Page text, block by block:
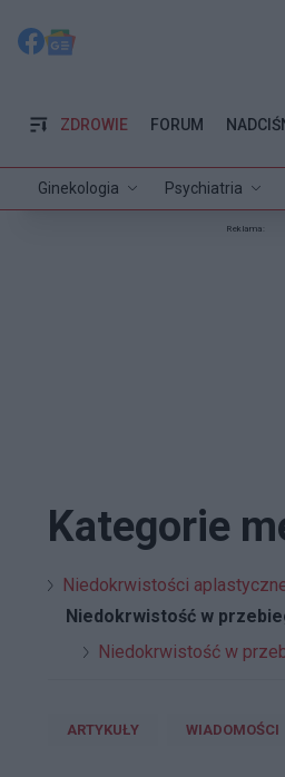
ZDROWIE
Ginekologia Psychiatria
FORUM
Reklama:
Kategorie
Niedokrwistości
Niedokrwistość w
Niedokrwistość w
ARTYKUŁY WIADOMOŚCI